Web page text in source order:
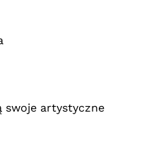
swoje artystyczne